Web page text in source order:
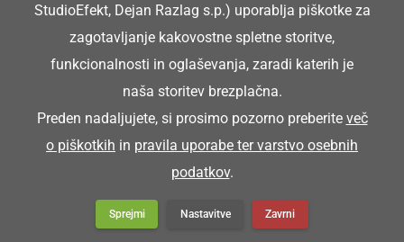
StudioEfekt, Dejan Razlag s.p.) uporablja piškotke za
zagotavljanje kakovostne spletne storitve,
funkcionalnosti in oglaševanja, zaradi katerih je
naša storitev brezplačna.
Preden nadaljujete, si prosimo pozorno preberite več
o piškotkih in pravila uporabe ter varstvo osebnih
podatkov.
Sprejmi Nastavitve Zavrni